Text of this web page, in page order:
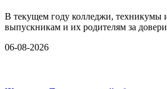
В текущем году колледжи, техникумы
выпускникам и их родителям за
06-08-2026